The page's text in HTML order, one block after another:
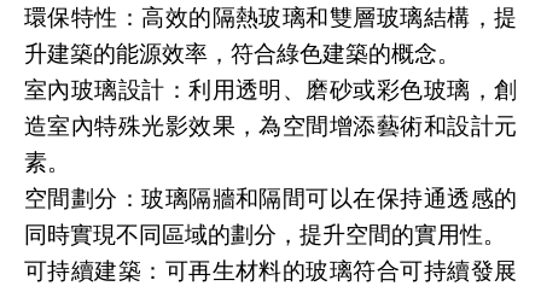
環保特性：高效的隔熱玻璃和雙層玻璃結構，提
升建築的能源效率，符合綠色建築的概念。
室內玻璃設計：利用透明、磨砂或彩色玻璃，創
造室內特殊光影效果，為空間增添藝術和設計元
素。
空間劃分：玻璃隔牆和隔間可以在保持通透感的
同時實現不同區域的劃分，提升空間的實用性。
可持續建築：可再生材料的玻璃符合可持續發展